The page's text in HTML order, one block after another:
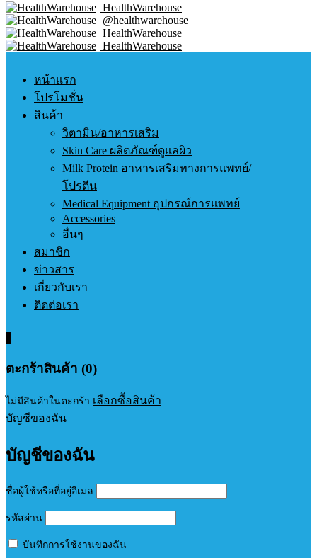
HealthWarehouse
@healthwarehouse
HealthWarehouse
HealthWarehouse
หน้าแรก
โปรโมชั่น
สินค้า
วิตามิน/อาหารเสริม
Skin Care ผลิตภัณฑ์ดูแลผิว
Milk Protein อาหารเสริมทางการแพทย์/
โปรตีน
Medical Equipment อุปกรณ์การแพทย์
Accessories
อื่นๆ
สมาชิก
ข่าวสาร
เกี่ยวกับเรา
ติดต่อเรา
ตะกร้าสินค้า (0)
ไม่มีสินค้าในตะกร้า เลือกซื้อสินค้า
บัญชีของฉัน
บัญชีของฉัน
ชื่อผู้ใช้หรือที่อยู่อีเมล
รหัสผ่าน
บันทึกการใช้งานของฉัน